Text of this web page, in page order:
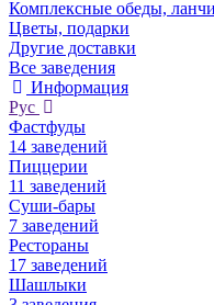
Комплексные обеды, ланчи
Цветы, подарки
Другие доставки
Все заведения
Информация
Рус
Фастфуды
14 заведений
Пиццерии
11 заведений
Суши-бары
7 заведений
Рестораны
17 заведений
Шашлыки